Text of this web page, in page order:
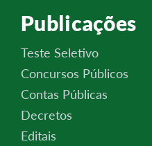
Publicações
Teste Seletivo
Concursos Públicos
Contas Públicas
Decretos
Editais